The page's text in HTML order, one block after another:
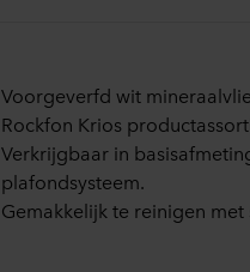
Voorgeverfd wit
Rockfon Krios
Verkrijgbaar in
plafondsysteem.
Gemakkelijk te reinigen met